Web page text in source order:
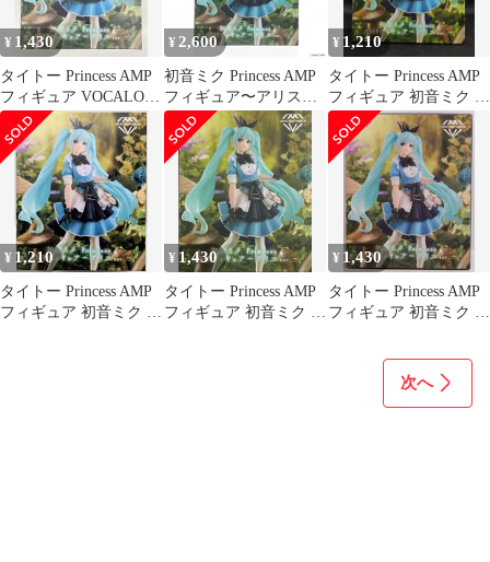
¥ 1,430
タイトー Princess AMP
フィギュア VOCALOID
初音ミク ~アリスver.~
再販
¥ 2,600
初音ミク Princess AMP
フィギュア〜アリス
ver.〜 キャラクター・
ボーカル・シリーズ01
初音ミク プライズ
(451734400) タイトー
¥ 1,210
タイトー Princess AMP
フィギュア 初音ミク ~
アリスver.~
¥ 1,210
タイトー Princess AMP
フィギュア 初音ミク ~
¥ 1,430
タイトー Princess AMP
フィギュア 初音ミク ~
¥ 1,430
タイトー Princess AMP
フィギュア 初音ミク ~
次へ